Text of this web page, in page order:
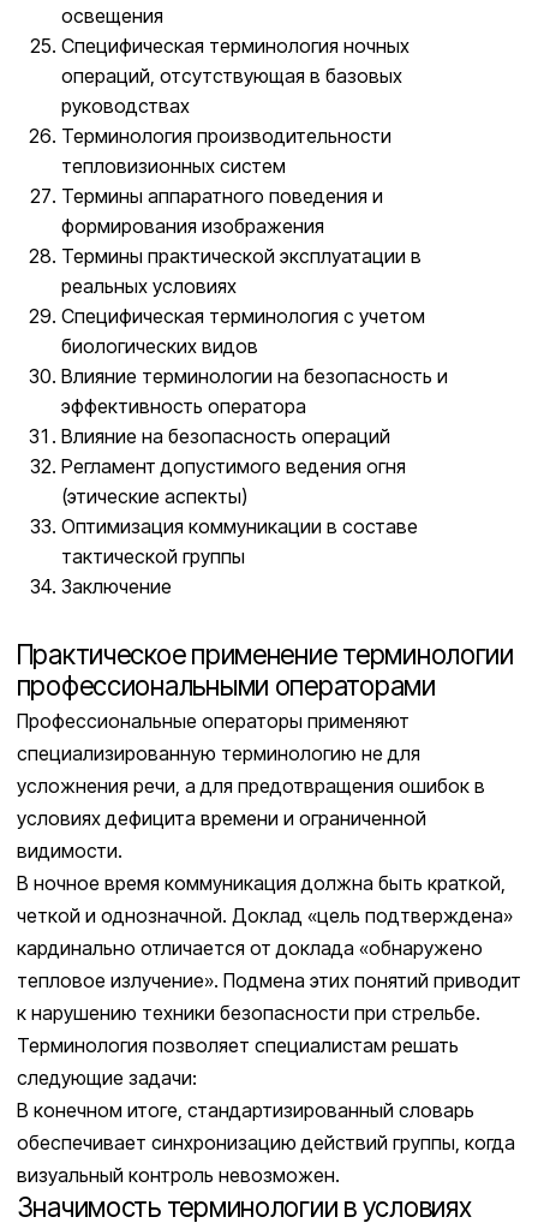
освещения
Специфическая терминология ночных
операций, отсутствующая в базовых
руководствах
Терминология производительности
тепловизионных систем
Термины аппаратного поведения и
формирования изображения
Термины практической эксплуатации в
реальных условиях
Специфическая терминология с учетом
биологических видов
Влияние терминологии на безопасность и
эффективность оператора
Влияние на безопасность операций
Регламент допустимого ведения огня
(этические аспекты)
Оптимизация коммуникации в составе
тактической группы
Заключение
Практическое применение терминологии
профессиональными операторами
Профессиональные операторы применяют
специализированную терминологию не для
усложнения речи, а для предотвращения ошибок в
условиях дефицита времени и ограниченной
видимости.
В ночное время коммуникация должна быть краткой,
четкой и однозначной. Доклад «цель подтверждена»
кардинально отличается от доклада «обнаружено
тепловое излучение». Подмена этих понятий приводит
к нарушению техники безопасности при стрельбе.
Терминология позволяет специалистам решать
следующие задачи:
В конечном итоге, стандартизированный словарь
обеспечивает синхронизацию действий группы, когда
визуальный контроль невозможен.
Значимость терминологии в условиях